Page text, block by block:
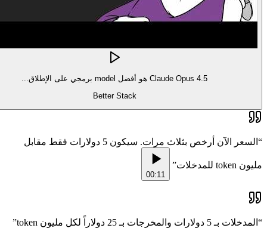
Claude Opus 4.5 هو أفضل model برمجي على الإطلاق...
Better Stack
“ السعر الآن أرخص بثلاث مرات. سيكون 5 دولارات فقط مقابل
مليون token للمدخلات ”
00:11
“ المدخلات بـ 5 دولارات والمخرجات بـ 25 دولاراً لكل مليون token ”